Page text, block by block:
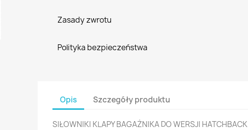
Zasady zwrotu
Polityka bezpieczeństwa
Opis Szczegóły produktu
SIŁOWNIKI KLAPY BAGAŻNIKA DO WERSJI HATCHBACK